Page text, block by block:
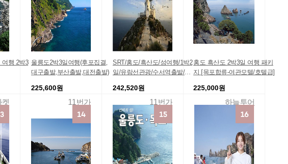
여행 2박3
켓
울릉도2박3일여행(후포집결,
대구출발,부산출발,대전출발)
225,600원
11번가
SRT/홍도/흑산도/섬여행/1박2
일/유람선관광/수서역출발/코
242,520원
11번가
홍도 흑산도 2박3일 여행 패키
지 [목포합류-여관모텔/호텔급]
225,000원
하늘투어